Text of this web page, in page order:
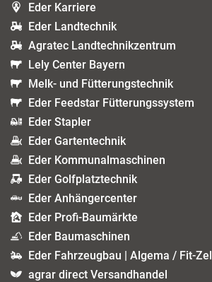
Eder Karriere
Eder Landtechnik
Agratec Landtechnikzentrum
Lely Center Bayern
Melk- und Fütterungstechnik
Eder Feedstar Fütterungssystem
Eder Stapler
Eder Gartentechnik
Eder Kommunalmaschinen
Eder Golfplatztechnik
Eder Anhängercenter
Eder Profi-Baumärkte
Eder Baumaschinen
Eder Fahrzeugbau | Algema / Fit-Zel
agrar direct Versandhandel